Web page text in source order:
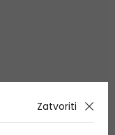
Zatvoriti